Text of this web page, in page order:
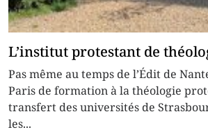
L’institut protestant de
Pas même au temps de l’Édit de
Paris de formation à la théologie
transfert des universités de
les...